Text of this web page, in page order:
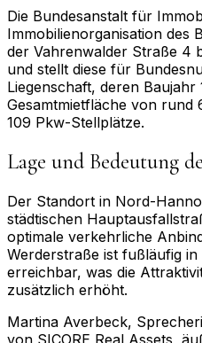
Die Bundesanstalt für
Immobilienorganisation des
der Vahrenwalder Straße 4
und stellt diese für
Liegenschaft, deren Baujahr
Gesamtmietfläche von rund
109 Pkw-Stellplätze.
Lage und Bedeutung
Der Standort in Nord-
städtischen
optimale verkehrliche
Werderstraße ist fußläufig
erreichbar, was die
zusätzlich erhöht.
Martina Averbeck,
von SICORE Real Assets,